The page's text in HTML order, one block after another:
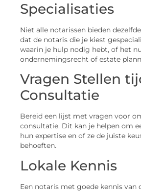
Specialisaties
Niet alle notarissen bieden
dat de notaris die je kiest
waarin je hulp nodig hebt, of het
ondernemingsrecht of estate
Vragen Stellen
Consultatie
Bereid een lijst met vragen voor
consultatie. Dit kan je helpen om
hun expertise en of ze de juiste
behoeften.
Lokale Kennis
Een notaris met goede kennis van